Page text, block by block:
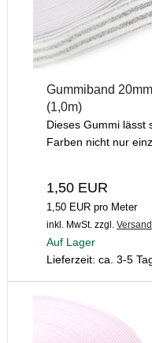
Gummiband
(1,0m)
Dieses Gummi lässt
Farben nicht nur
1,50 EUR
1,50 EUR pro Meter
inkl. MwSt. zzgl. Versand
Auf Lager
Lieferzeit: ca. 3-5